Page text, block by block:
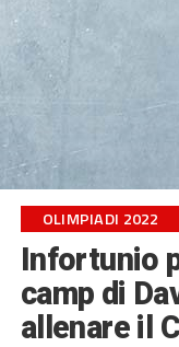
OLIMPIADI 2022
Infortunio
camp di
allenare il